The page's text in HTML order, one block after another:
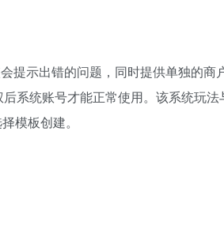
提示出错的问题，同时提供单独的商
系统账号才能正常使用。该系统玩法
模板创建。